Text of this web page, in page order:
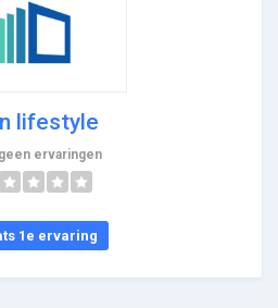
lifestyle
ervaringen
1e ervaring